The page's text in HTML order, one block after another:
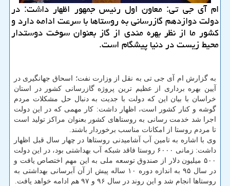
ام آی جی تی: معاون اول رئیس جمهور اظهار داشت: در
دولت دوازدهم گازرسانی به روستاها با سرعت ادامه دارد و
كشور ما از نظر بهره مندی از گاز بعنوان سوخت دوستدار
محیط زیست در دنیا پیشگام است.
به گزارش ام آی جی تی به نقل از وزارت نفت؛ اسحاق جهانگیری در
آیین بهره برداری از عظیم ترین پروژه گازرسانی كشور در استان
خراسان با بیان این كه دولت با جدیت به دنبال حل مشكلات مردم
گوشه و كنار كشور است، اظهار داشت: كار مهمی كه در این دولت
اجرا شد خدمت رسانی به روستاهای كشور بعنوان مراكز تولید است
تا مردم روستا از امكانات مناسب برخوردار باشند.
وی با اشاره به تامین آب آشامیدنی روستاها در چهار سال قبل اظهار
داشت: زمانی ۶۰۰۰ روستا فاقد شبكه آب بهداشتی بود، در این دولت
۵۰۰ میلیون دلار از صندوق توسعه ملی به این مهم اختصاص یافت و
در سال ۹۵ به اندازه دوره ۱۰ ساله پیش از آن آبرسانی بهداشتی به
روستاها انجام شد و این روند در سال ۹۶ و ۹۷ هم ادامه خواهد یافت.